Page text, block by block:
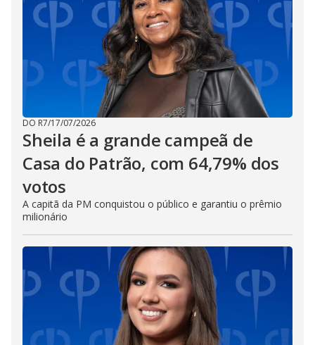
DO R7/17/07/2026
Sheila é a grande campeã de
Casa do Patrão, com 64,79% dos
votos
A capitã da PM conquistou o público e garantiu o prêmio
milionário